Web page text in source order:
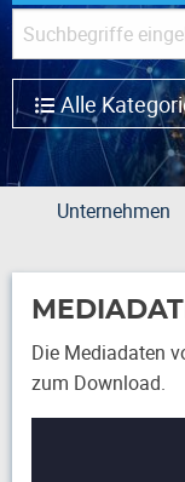
Alle
Unternehmen
Die Mediadaten
zum Download.